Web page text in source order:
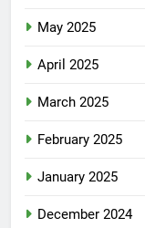
May 2025
April 2025
March 2025
February 2025
January 2025
December 2024